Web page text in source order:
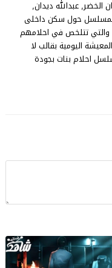
الخضر, عبدالله ديدان,
المسلسل حول سكن داخلى
والتي تتلخص في احلامهم
اليومية بقالب لا
شاهد الحلقة 19 من مسلسل احلام بنات بجودة